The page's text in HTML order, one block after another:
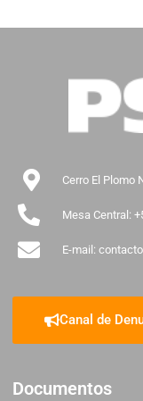
Cerro El Plomo
Mesa Central:
E-mail:
Canal de
Documentos